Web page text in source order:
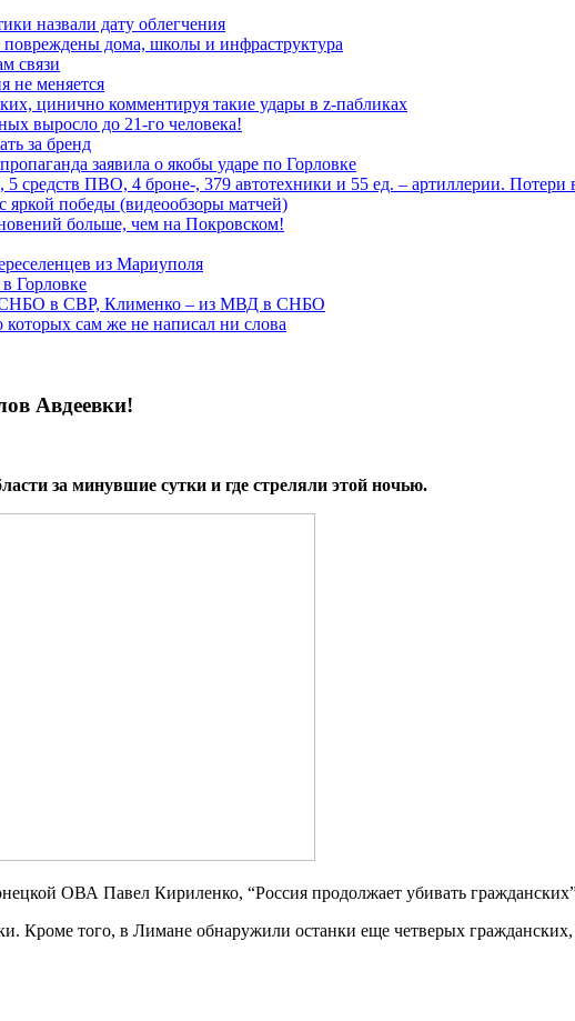
назвали дату облегчения
дома, школы и инфраструктура
связи
не меняется
цинично комментируя такие удары в z-пабликах
выросло до 21-го человека!
за бренд
заявила о якобы ударе по Горловке
ПВО, 4 броне-, 379 автотехники и 55 ед. – артиллерии. Потери
яркой победы (видеообзоры матчей)
больше, чем на Покровском!
из Мариуполя
Горловке
СНБО в СВР, Клименко – из МВД в СНБО
которых сам же не написал ни слова
Авдеевки!
за минувшие сутки и где стреляли этой ночью.
ОВА Павел Кириленко, “Россия продолжает убивать
Кроме того, в Лимане обнаружили останки еще четверых